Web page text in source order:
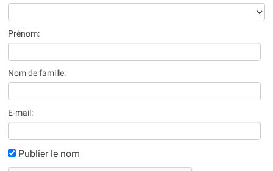
Prénom:
Nom de famille:
E-mail:
Publier le nom